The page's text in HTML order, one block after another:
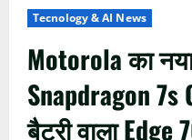
Tecnology & AI News
Motorola का
Snapdragon 7s
बैटरी वाला